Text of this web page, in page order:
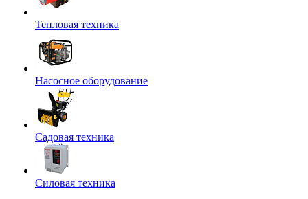
Тепловая техника
Насосное оборудование
Садовая техника
Силовая техника